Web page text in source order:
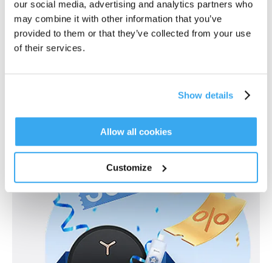
our social media, advertising and analytics partners who
may combine it with other information that you’ve
provided to them or that they’ve collected from your use
of their services.
Show details
Allow all cookies
Customize
Hvor kjøpe